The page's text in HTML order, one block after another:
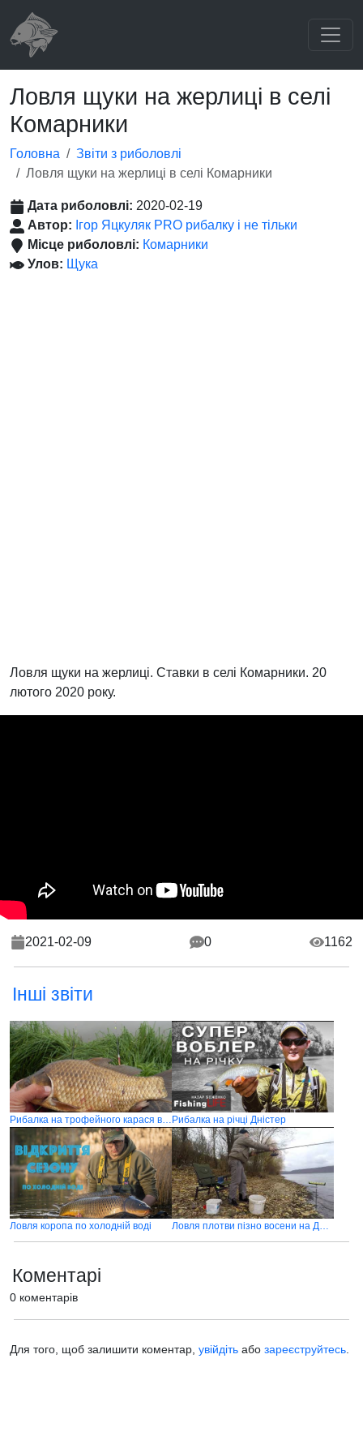
Ловля щуки на жерлиці в селі
Комарники
Головна
Звіти з риболовлі
Ловля щуки на жерлиці в селі Комарники
Дата риболовлі: 2020-02-19
Автор: Ігор Яцкуляк PRO рибалку і не тільки
Місце риболовлі: Комарники
Улов: Щука
Ловля щуки на жерлиці. Ставки в селі Комарники. 20
лютого 2020 року.
2021-02-09 0 1162
Інші звіти
Рибалка на трофейного карася в селі Галинівка Рибалка на річці Дністер
Ловля коропа по холодній воді Ловля плотви пізно восени на Дністрі
Коментарі
0 коментарів
Для того, щоб залишити коментар, увійдіть або зареєструйтесь